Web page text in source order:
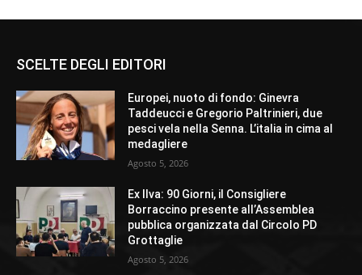
SCELTE DEGLI EDITORI
Europei, nuoto di fondo: Ginevra
Taddeucci e Gregorio Paltrinieri, due
pesci vela nella Senna. L’italia in cima al
medagliere
Agosto 5, 2026
Ex Ilva: 90 Giorni, il Consigliere
Borraccino presente all’Assemblea
pubblica organizzata dal Circolo PD
Grottaglie
Agosto 5, 2026